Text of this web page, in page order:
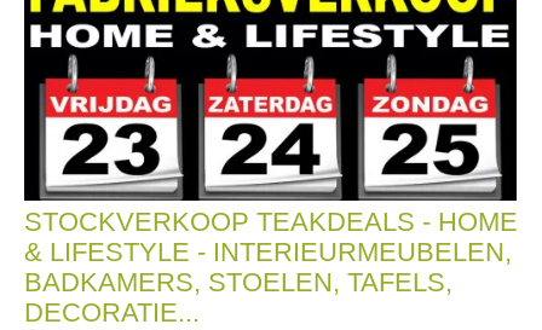
STOCKVERKOOP TEAKDEALS - HOME
& LIFESTYLE - INTERIEURMEUBELEN,
BADKAMERS, STOELEN, TAFELS,
DECORATIE...